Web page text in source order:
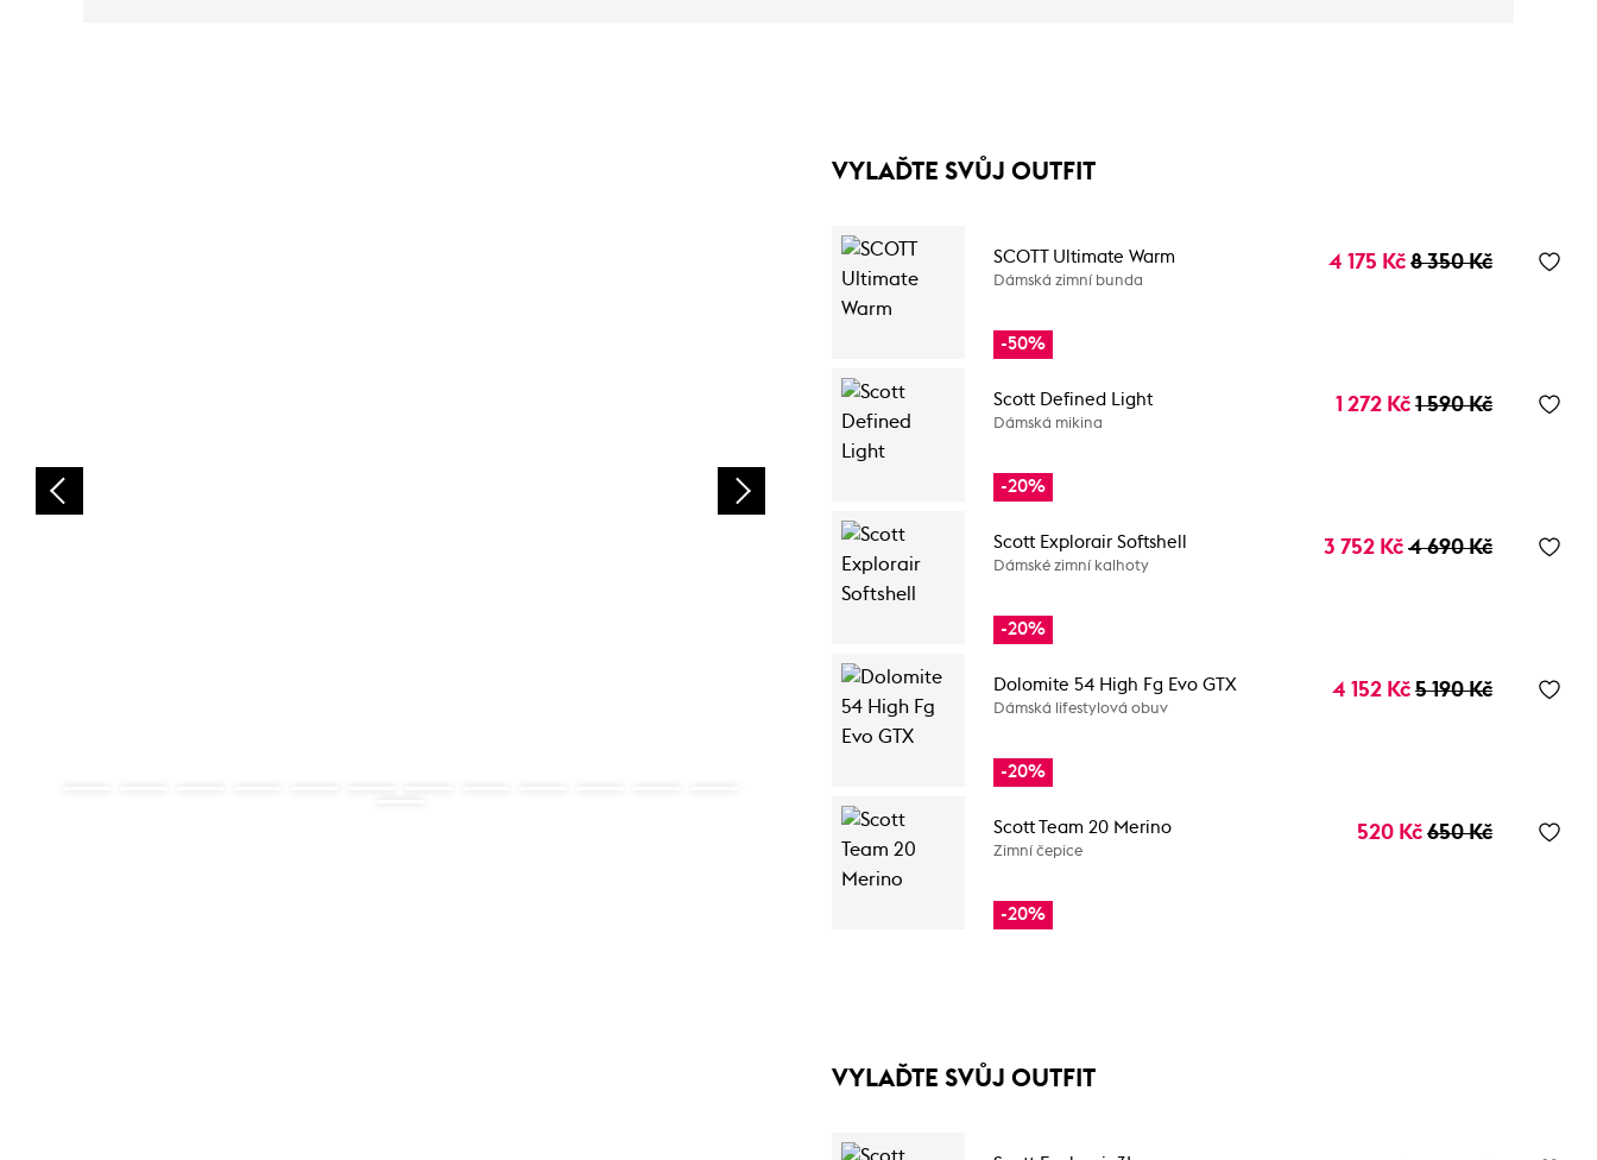
VYLAĎTE SVŮJ OUTFIT
SCOTT Ultimate Warm
Dámská zimní bunda
4 175 Kč 8 350 Kč
-50%
Scott Defined Light
Dámská mikina
1 272 Kč 1 590 Kč
-20%
Scott Explorair Softshell
Dámské zimní kalhoty
3 752 Kč 4 690 Kč
-20%
Dolomite 54 High Fg Evo GTX
Dámská lifestylová obuv
4 152 Kč 5 190 Kč
-20%
Scott Team 20 Merino
Zimní čepice
520 Kč 650 Kč
-20%
VYLAĎTE SVŮJ OUTFIT